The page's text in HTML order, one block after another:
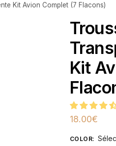
Kit Avion Complet (7 Flacons)
Kit
18.00€
COLOR: